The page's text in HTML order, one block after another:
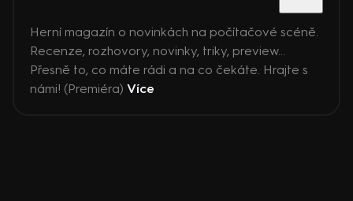
Herní magazín o novinkách na počítačové scéně.
Recenze, rozhovory, novinky, triky, preview...
Přesně to, co máte rádi a na co čekáte. Hrajte s
námi! (Premiéra) Více